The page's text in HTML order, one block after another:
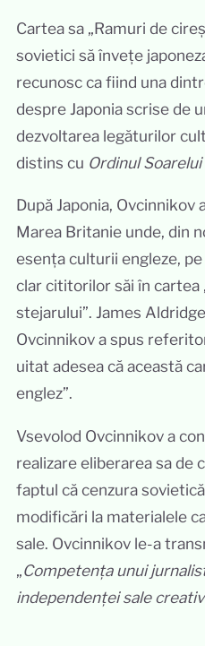
Cartea sa „Ramuri de
sovietici să învețe
recunosc ca fiind una
despre Japonia scrise de
dezvoltarea legăturilor
distins cu Ordinul Soarelui
După Japonia,
Marea Britanie unde, din
esența culturii engleze,
clar cititorilor săi în cartea
stejarului”. James
Ovcinnikov a spus
uitat adesea că această
englez”.
Vsevolod Ovcinnikov a
realizare eliberarea sa de
faptul că cenzura
modificări la materialele
sale. Ovcinnikov le-a
„Competența unui
independenței sale